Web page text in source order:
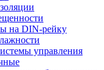
на DIN-рейку
управления